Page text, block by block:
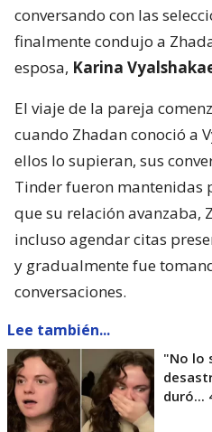
conversando con las
finalmente condujo a
esposa, Karina
El viaje de la pareja
cuando Zhadan conoció a
ellos lo supieran, sus
Tinder fueron mantenidas
que su relación avanzaba,
incluso agendar citas
y gradualmente fue
conversaciones.
Lee también...
"No lo
duró...